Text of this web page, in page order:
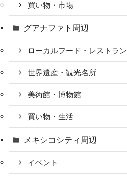
買い物・市場
グアナファト周辺
ローカルフード・レストラン
世界遺産・観光名所
美術館・博物館
買い物・生活
メキシコシティ周辺
イベント